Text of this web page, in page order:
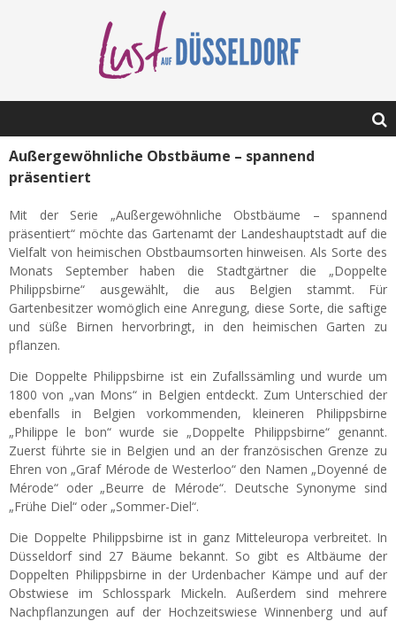
Außergewöhnliche Obstbäume – spannend
präsentiert
Mit der Serie „Außergewöhnliche Obstbäume – spannend
präsentiert“ möchte das Gartenamt der Landeshauptstadt auf die
Vielfalt von heimischen Obstbaumsorten hinweisen. Als Sorte des
Monats September haben die Stadtgärtner die „Doppelte
Philippsbirne“ ausgewählt, die aus Belgien stammt. Für
Gartenbesitzer womöglich eine Anregung, diese Sorte, die saftige
und süße Birnen hervorbringt, in den heimischen Garten zu
pflanzen.
Die Doppelte Philippsbirne ist ein Zufallssämling und wurde um
1800 von „van Mons“ in Belgien entdeckt. Zum Unterschied der
ebenfalls in Belgien vorkommenden, kleineren Philippsbirne
„Philippe le bon“ wurde sie „Doppelte Philippsbirne“ genannt.
Zuerst führte sie in Belgien und an der französischen Grenze zu
Ehren von „Graf Mérode de Westerloo“ den Namen „Doyenné de
Mérode“ oder „Beurre de Mérode“. Deutsche Synonyme sind
„Frühe Diel“ oder „Sommer-Diel“.
Die Doppelte Philippsbirne ist in ganz Mitteleuropa verbreitet. In
Düsseldorf sind 27 Bäume bekannt. So gibt es Altbäume der
Doppelten Philippsbirne in der Urdenbacher Kämpe und auf der
Obstwiese im Schlosspark Mickeln. Außerdem sind mehrere
Nachpflanzungen auf der Hochzeitswiese Winnenberg und auf